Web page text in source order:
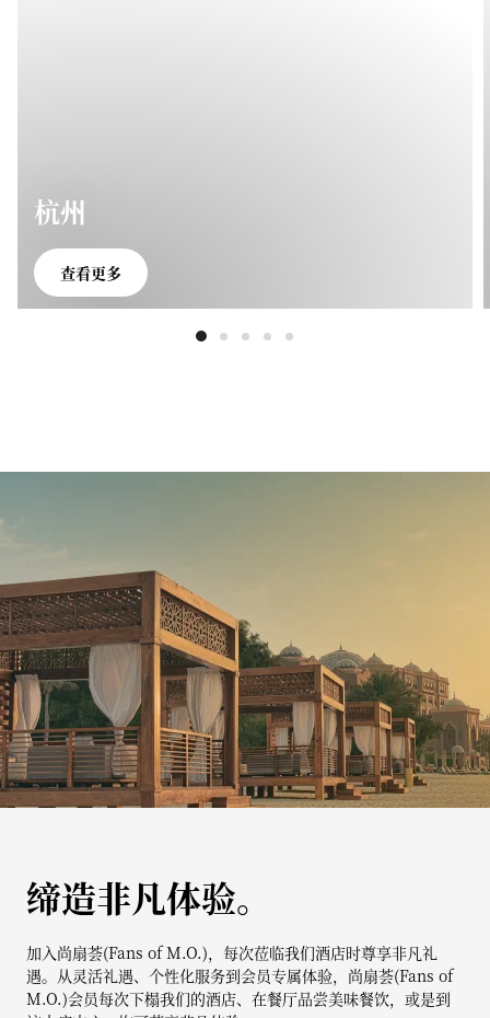
杭州
查看更多
缔造非凡体验。
加入尚扇荟(Fans of M.O.)，每次莅临我们酒店时尊享非凡礼
遇。从灵活礼遇、个性化服务到会员专属体验，尚扇荟(Fans of
M.O.)会员每次下榻我们的酒店、在餐厅品尝美味餐饮，或是到